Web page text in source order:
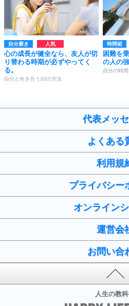
自分磨き
心の成長が健全なら、友人が切
り替わる時期が必ずやってく
る。
自分と向き合う30の方法
時間術
困難を
の人の
自分の時
代表メッ
よくある
利用規
プライバシー
オンライン
運営会
お問い合
人生の教